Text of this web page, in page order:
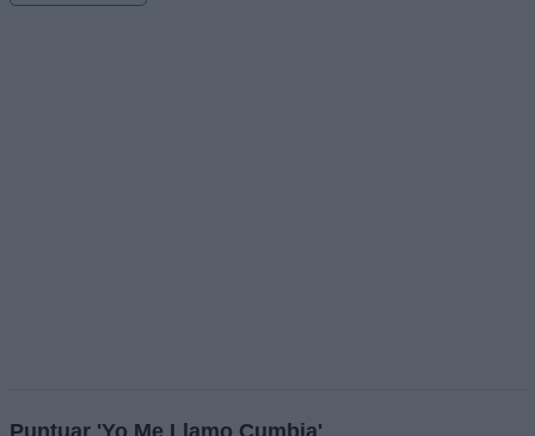
Puntuar 'Yo Me Llamo Cumbia'